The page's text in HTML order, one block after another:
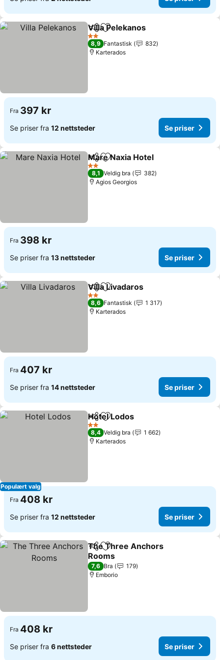
Del Legg til i favoritter
Villa Pelekanos
2 Stjerner
8,9 Fantastisk
832
Karterados
Fra 397 kr
Se priser fra 12 nettsteder Se priser
Del Legg til i favoritter
Mare Naxia Hotel
2 Stjerner
8,1 Veldig bra
382
Agios Georgios
Fra 398 kr
Se priser fra 13 nettsteder Se priser
Del Legg til i favoritter
Villa Livadaros
2 Stjerner
8,6 Fantastisk
1 317
Karterados
Fra 407 kr
Se priser fra 14 nettsteder Se priser
Populært valg
Del Legg til i favoritter
Hotel Lodos
2 Stjerner
8,4 Veldig bra
1 662
Karterados
Fra 408 kr
Se priser fra 12 nettsteder Se priser
Del Legg til i favoritter
The Three Anchors
Rooms
Se priser
7,6 Bra
179
Emborio
Fra 408 kr
Se priser fra 6 nettsteder Se priser